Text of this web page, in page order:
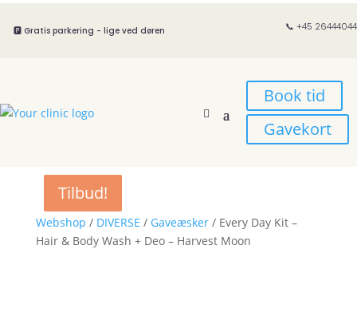
🅿️ Gratis parkering - lige ved døren 📞 +45 26444044
Book tid
Gavekort
Webshop / DIVERSE / Gaveæsker/ Every Day Kit –
Hair & Body Wash + Deo – Harvest Moon
Tilbud!
Tilbud!
Tilbud!
Tilbud!